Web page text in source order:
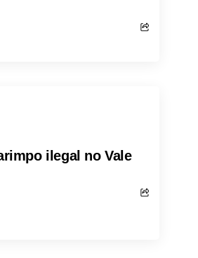
ilegal no Vale